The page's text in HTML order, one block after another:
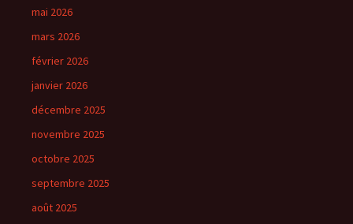
mai 2026
mars 2026
février 2026
janvier 2026
décembre 2025
novembre 2025
octobre 2025
septembre 2025
août 2025